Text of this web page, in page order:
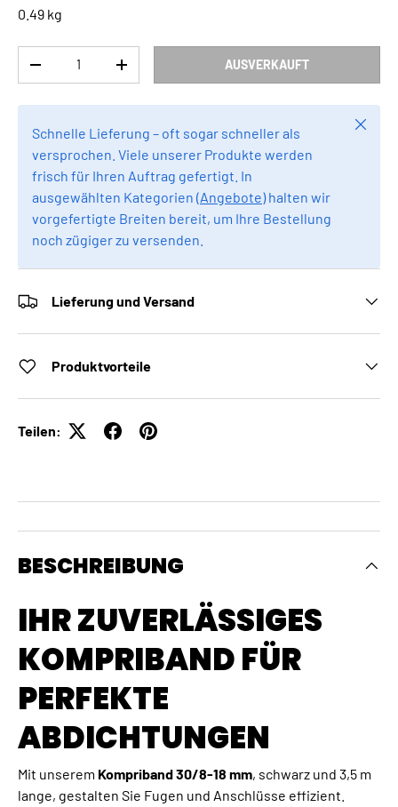
0.49 kg
MENGE VERRINGERNMENGE ERHÖHEN AUSVERKAUFT
Schnelle Lieferung – oft sogar schneller als
versprochen. Viele unserer Produkte werden
frisch für Ihren Auftrag gefertigt. In
ausgewählten Kategorien (Angebote) halten wir
vorgefertigte Breiten bereit, um Ihre Bestellung
noch zügiger zu versenden.
Lieferung und Versand
Produktvorteile
Teilen:
BESCHREIBUNG
IHR ZUVERLÄSSIGES
KOMPRIBAND FÜR
PERFEKTE
ABDICHTUNGEN
Mit unserem Kompriband 30/8-18 mm, schwarz und 3,5 m
lange, gestalten Sie Fugen und Anschlüsse effizient.